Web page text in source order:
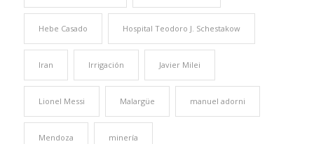
Hebe Casado Hospital Teodoro J. Schestakow
Iran Irrigación Javier Milei
Lionel Messi Malargüe manuel adorni
Mendoza minería